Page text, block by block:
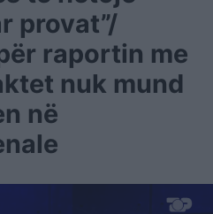
provat”/
raportin me
nuk mund
në